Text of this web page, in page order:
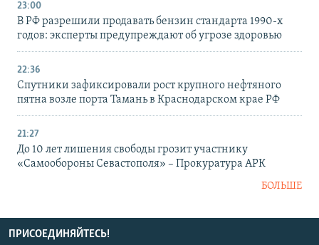
23:00
В РФ разрешили продавать бензин стандарта 1990-х
годов: эксперты предупреждают об угрозе здоровью
22:36
Спутники зафиксировали рост крупного нефтяного
пятна возле порта Тамань в Краснодарском крае РФ
21:27
До 10 лет лишения свободы грозит участнику
«Самообороны Севастополя» – Прокуратура АРК
БОЛЬШЕ
ПРИСОЕДИНЯЙТЕСЬ!